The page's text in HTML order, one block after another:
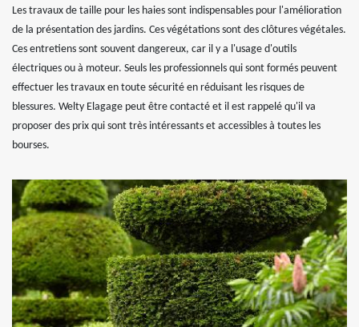
Les travaux de taille pour les haies sont indispensables pour l'amélioration
de la présentation des jardins. Ces végétations sont des clôtures végétales.
Ces entretiens sont souvent dangereux, car il y a l'usage d'outils
électriques ou à moteur. Seuls les professionnels qui sont formés peuvent
effectuer les travaux en toute sécurité en réduisant les risques de
blessures. Welty Elagage peut être contacté et il est rappelé qu'il va
proposer des prix qui sont très intéressants et accessibles à toutes les
bourses.